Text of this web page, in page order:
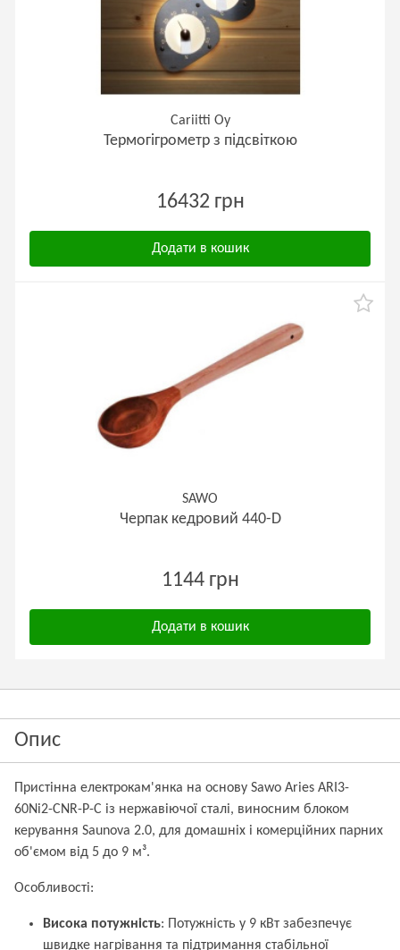
Cariitti Oy
Термогігрометр з підсвіткою
16432 грн
Додати в кошик
SAWO
Черпак кедровий 440-D
1144 грн
Додати в кошик
Опис
Пристінна електрокам'янка на основу Sawo Aries ARI3-
60Ni2-CNR-P-C із нержавіючої сталі, виносним блоком
керування Saunova 2.0, для домашніх і комерційних парних
об'ємом від 5 до 9 м³.
Особливості:
Висока потужність: Потужність у 9 кВт забезпечує
швидке нагрівання та підтримання стабільної